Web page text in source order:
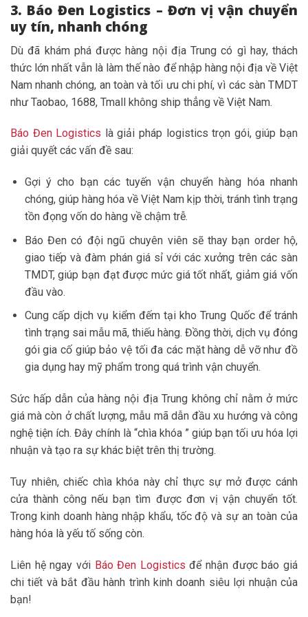
3. Báo Đen Logistics – Đơn vị vận chuyển
uy tín, nhanh chóng
Dù đã khám phá được hàng nội địa Trung có gì hay, thách
thức lớn nhất vẫn là làm thế nào để nhập hàng nội địa về Việt
Nam nhanh chóng, an toàn và tối ưu chi phí, vì các sàn TMDT
như Taobao, 1688, Tmall không ship thẳng về Việt Nam.
Báo Đen Logistics là giải pháp logistics trọn gói, giúp bạn
giải quyết các vấn đề sau:
Gợi ý cho bạn các tuyến vận chuyển hàng hóa nhanh
chóng, giúp hàng hóa về Việt Nam kịp thời, tránh tình trạng
tồn đọng vốn do hàng về chậm trễ.
Báo Đen có đội ngũ chuyên viên sẽ thay bạn order hộ,
giao tiếp và đàm phán giá sỉ với các xưởng trên các sàn
TMDT, giúp bạn đạt được mức giá tốt nhất, giảm giá vốn
đầu vào.
Cung cấp dịch vụ kiểm đếm tại kho Trung Quốc để tránh
tình trạng sai mẫu mã, thiếu hàng. Đồng thời, dịch vụ đóng
gói gia cố giúp bảo vệ tối đa các mặt hàng dễ vỡ như đồ
gia dụng hay mỹ phẩm trong quá trình vận chuyển.
Sức hấp dẫn của hàng nội địa Trung không chỉ nằm ở mức
giá mà còn ở chất lượng, mẫu mã dẫn đầu xu hướng và công
nghệ tiện ích. Đây chính là “chìa khóa ” giúp bạn tối ưu hóa lợi
nhuận và tạo ra sự khác biệt trên thị trường.
Tuy nhiên, chiếc chìa khóa này chỉ thực sự mở được cánh
cửa thành công nếu bạn tìm được đơn vị vận chuyển tốt.
Trong kinh doanh hàng nhập khẩu, tốc độ và sự an toàn của
hàng hóa là yếu tố sống còn.
Liên hệ ngay với Báo Đen Logistics để nhận được báo giá
chi tiết và bắt đầu hành trình kinh doanh siêu lợi nhuận của
bạn!